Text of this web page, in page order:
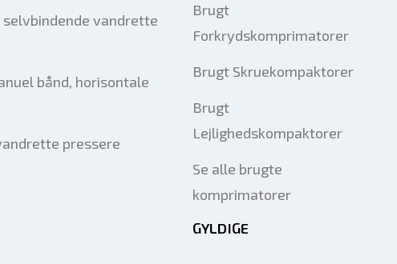
vandrette
bånd, horisontale
pressere
Brugt
Forkrydskomprimatorer
Brugt Skruekompaktorer
Brugt
Lejlighedskompaktorer
Se alle brugte
komprimatorer
GYLDIGE